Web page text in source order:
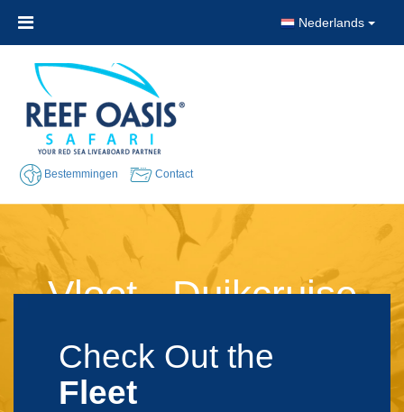
Nederlands
Bestemmingen Contact
Vloot - Duikcruise
Rode Zee
Check Out the
Fleet